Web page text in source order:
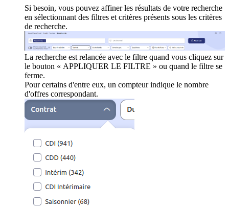
Si besoin, vous pouvez affiner les résultats de votre recherche
en sélectionnant des filtres et critères présents sous les critères
de recherche.
La recherche est relancée avec le filtre quand vous cliquez sur
le bouton « APPLIQUER LE FILTRE » ou quand le filtre se
ferme.
Pour certains d'entre eux, un compteur indique le nombre
d'offres correspondant.